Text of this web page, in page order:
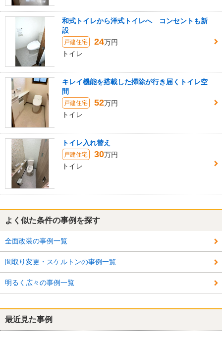
和式トイレから洋式トイレへ コンセントも新
設
戸建住宅 24万円
トイレ
キレイ機能を搭載した掃除が行き届くトイレ空
間
戸建住宅 52万円
トイレ
トイレ入れ替え
戸建住宅 30万円
トイレ
よく似た条件の事例を探す
全面改装の事例一覧
間取り変更・スケルトンの事例一覧
明るく広々の事例一覧
最近見た事例